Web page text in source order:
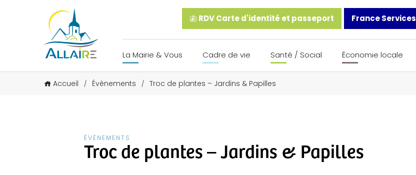
RDV Carte d'identité et passeport France Services
La Mairie & Vous Cadre de vie Santé / Social Économie locale
Accueil / Évènements / Troc de plantes – Jardins & Papilles
ÉVÈNEMENTS
Troc de plantes – Jardins & Papilles